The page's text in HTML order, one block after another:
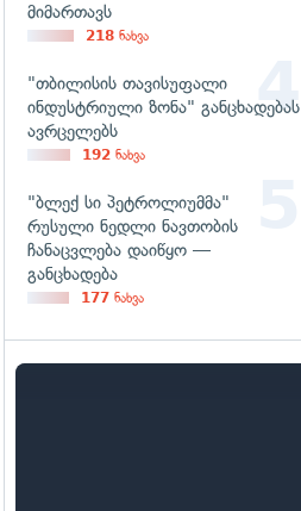
მიმართავს
218 ნახვა
"თბილისის თავისუფალი
ინდუსტრიული ზონა" განცხადებას
ავრცელებს
192 ნახვა
"ბლექ სი პეტროლიუმმა"
რუსული ნედლი ნავთობის
ჩანაცვლება დაიწყო —
განცხადება
177 ნახვა